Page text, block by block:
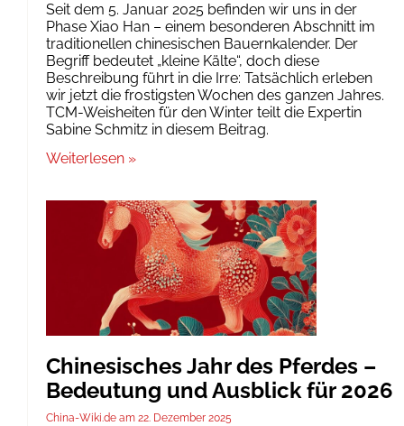
Seit dem 5. Januar 2025 befinden wir uns in der
Phase Xiao Han – einem besonderen Abschnitt im
traditionellen chinesischen Bauernkalender. Der
Begriff bedeutet „kleine Kälte“, doch diese
Beschreibung führt in die Irre: Tatsächlich erleben
wir jetzt die frostigsten Wochen des ganzen Jahres.
TCM-Weisheiten für den Winter teilt die Expertin
Sabine Schmitz in diesem Beitrag.
Weiterlesen »
Chinesisches Jahr des Pferdes –
Bedeutung und Ausblick für 2026
China-Wiki.de 22. Dezember 2025